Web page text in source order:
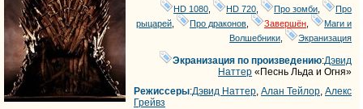
HD 1080 HD 720 Про зомби
Про
рыцарей
Про драконов Завершён
Маги и
Волшебники
Экранизация
Экранизация по произведению:Дэвид
Наттер «Песнь Льда и Огня»
Режиссеры:Дэвид Наттер, Алан Тейлор, Алекс
Грейвз